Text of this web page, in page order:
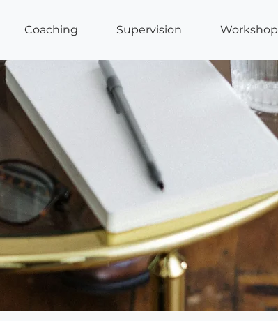
Coaching Supervision Workshop